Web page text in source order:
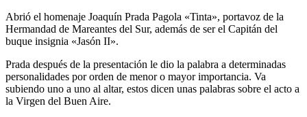
Abrió el homenaje Joaquín Prada Pagola «Tinta», portavoz de la
Hermandad de Mareantes del Sur, además de ser el Capitán del
buque insignia «Jasón II».
Prada después de la presentación le dio la palabra a determinadas
personalidades por orden de menor o mayor importancia. Va
subiendo uno a uno al altar, estos dicen unas palabras sobre el acto a
la Virgen del Buen Aire.